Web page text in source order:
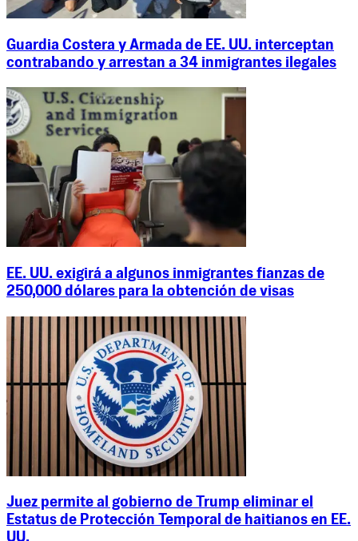
Guardia Costera y Armada de EE. UU. interceptan
contrabando y arrestan a 34 inmigrantes ilegales
EE. UU. exigirá a algunos inmigrantes fianzas de
250,000 dólares para la obtención de visas
Juez permite al gobierno de Trump eliminar el
Estatus de Protección Temporal de haitianos en EE.